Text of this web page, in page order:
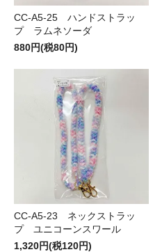
CC-A5-25 ハンドストラッ
プ ラムネソーダ
880円(税80円)
CC-A5-23 ネックストラッ
プ ユニコーンスワール
1,320円(税120円)